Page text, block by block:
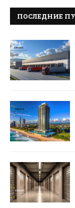
ПОСЛЕДНИЕ